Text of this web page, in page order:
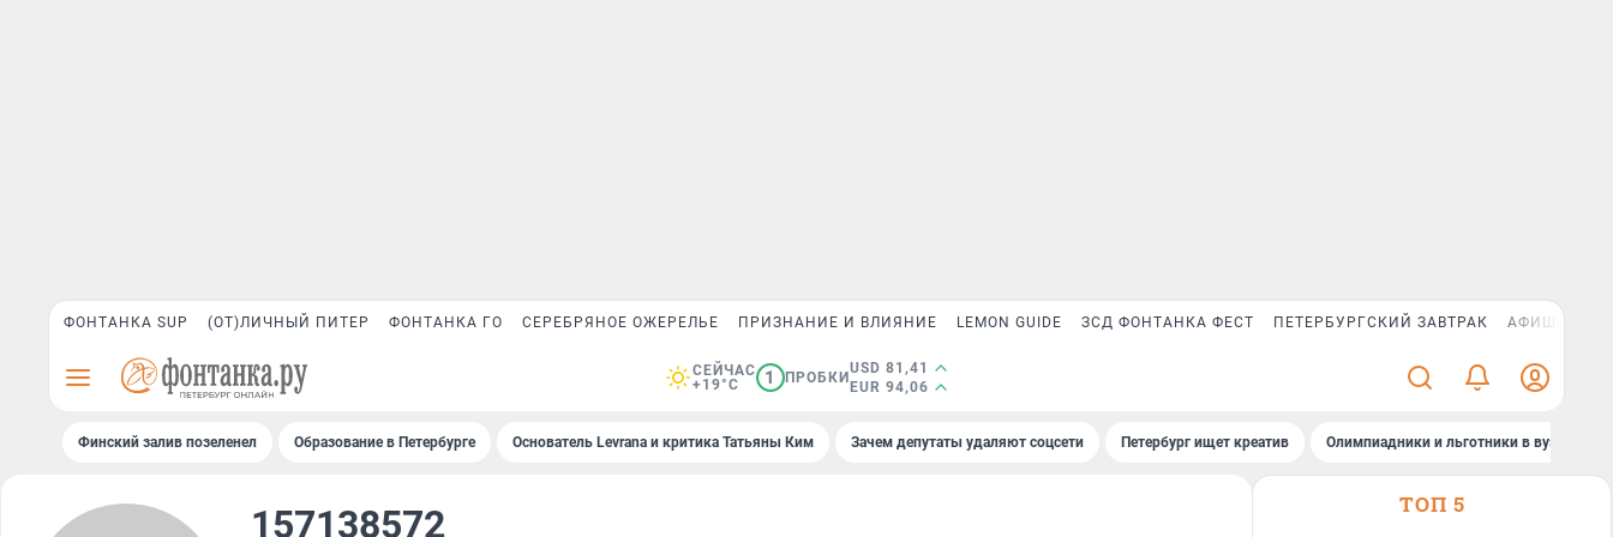
ФОНТАНКА SUP (ОТ)ЛИЧНЫЙ ПИТЕР ФОНТАНКА ГО СЕРЕБРЯНОЕ ОЖЕРЕЛЬЕ ПРИЗНАНИЕ И ВЛИЯНИЕ LEMON GUIDE ЗСД ФОНТАНКА ФЕСТ ПЕТЕРБУРГСКИЙ ЗАВТРАК АФИША PLUS
СЕЙЧАС
+19°C
1 ПРОБКИ
USD 81,41
EUR 94,06
Финский залив позеленел Образование в Петербурге Основатель Levrana и критика Татьяны Ким Зачем депутаты удаляют соцсети Петербург ищет креатив Олимпиадники и льготники в вузах СПб
157138572 ТОП 5